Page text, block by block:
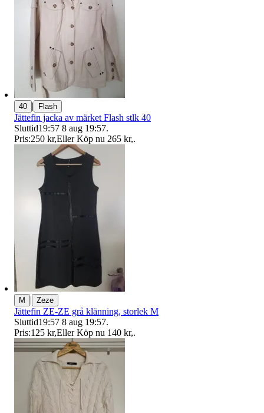
40 | Flash
Jättefin jacka av märket Flash stlk 40
Sluttid19:57 8 aug 19:57.
Pris:250 kr,Eller Köp nu 265 kr,.
M | Zeze
Jättefin ZE-ZE grå klänning, storlek M
Sluttid19:57 8 aug 19:57.
Pris:125 kr,Eller Köp nu 140 kr,.